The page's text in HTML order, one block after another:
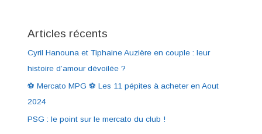
Articles récents
Cyril Hanouna et Tiphaine Auzière en couple : leur
histoire d’amour dévoilée ?
⚽ Mercato MPG ⚽ Les 11 pépites à acheter en Aout
2024
PSG : le point sur le mercato du club !